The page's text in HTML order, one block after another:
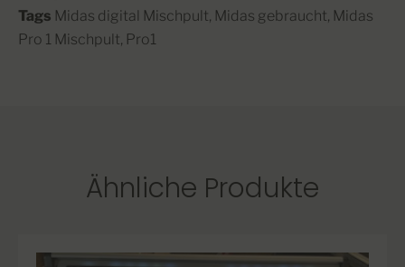
Tags Midas digital Mischpult, Midas gebraucht, Midas
Pro 1 Mischpult, Pro1
Ähnliche Produkte